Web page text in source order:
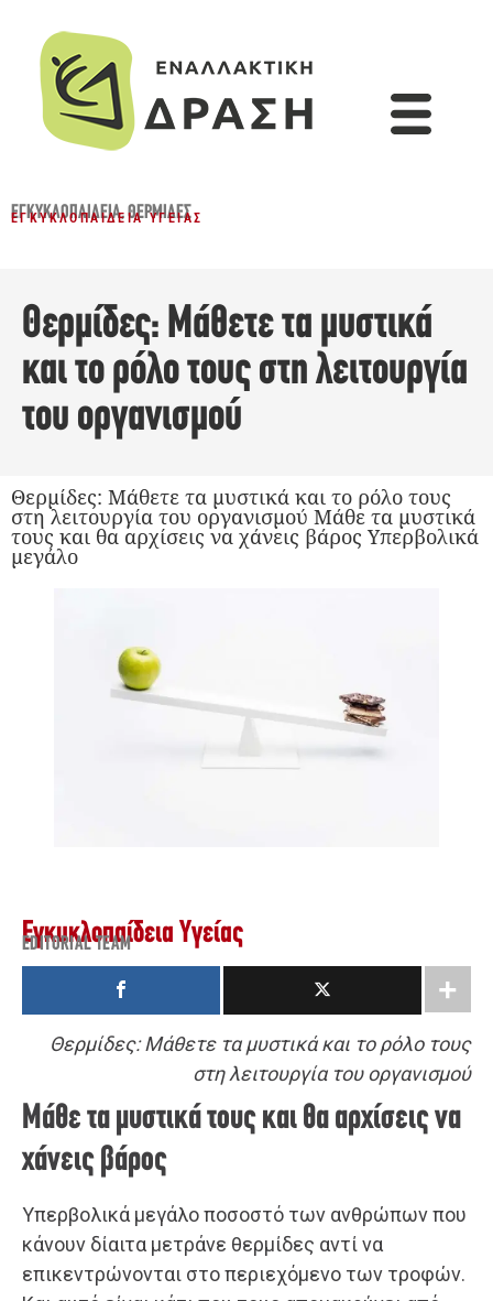
ΕΓΚΥΚΛΟΠΑΙΔΕΙΑ,ΘΕΡΜΊΔΕΣ
ΕΓΚΥΚΛΟΠΑΊΔΕΙΑ ΥΓΕΊΑΣ
Θερμίδες: Μάθετε τα μυστικά
και το ρόλο τους στη λειτουργία
του οργανισμού
Θερμίδες: Μάθετε τα μυστικά και το ρόλο τους
στη λειτουργία του οργανισμού Μάθε τα μυστικά
τους και θα αρχίσεις να χάνεις βάρος Υπερβολικά
μεγάλο
Εγκυκλοπαίδεια Υγείας
EDITORIAL TEAM
Θερμίδες: Μάθετε τα μυστικά και το ρόλο τους
στη λειτουργία του οργανισμού
Μάθε τα μυστικά τους και θα αρχίσεις να
χάνεις βάρος
Υπερβολικά μεγάλο ποσοστό των ανθρώπων που
κάνουν δίαιτα μετράνε θερμίδες αντί να
επικεντρώνονται στο περιεχόμενο των τροφών.